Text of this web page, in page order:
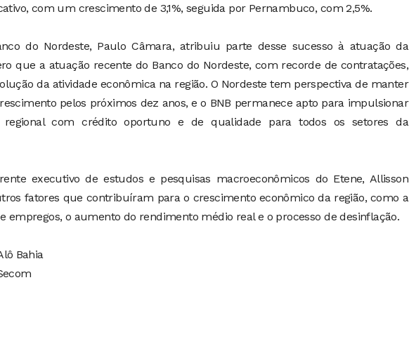
com um crescimento de 3,1%, seguida por Pernambuco, com 2,5%.
do Nordeste, Paulo Câmara, atribuiu parte desse sucesso à atuação da
que a atuação recente do Banco do Nordeste, com recorde de contratações,
da atividade econômica na região. O Nordeste tem perspectiva de manter
pelos próximos dez anos, e o BNB permanece apto para impulsionar
regional com crédito oportuno e de qualidade para todos os setores da
executivo de estudos e pesquisas macroeconômicos do Etene, Allisson
fatores que contribuíram para o crescimento econômico da região, como a
empregos, o aumento do rendimento médio real e o processo de desinflação.
Bahia